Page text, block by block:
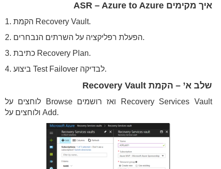
איך מקימים ASR – Azure to Azure
1. הקמת Recovery Vault.
2. הפעלת רפליקציה על השרתים הנבחרים.
3. כתיבת Recovery Plan.
4. ביצוע Test Failover לבדיקה.
שלב א’ – הקמת Recovery Vault
לוחצים על Browse ואז רושמים Recovery Services Vault
ולוחצים על Add.